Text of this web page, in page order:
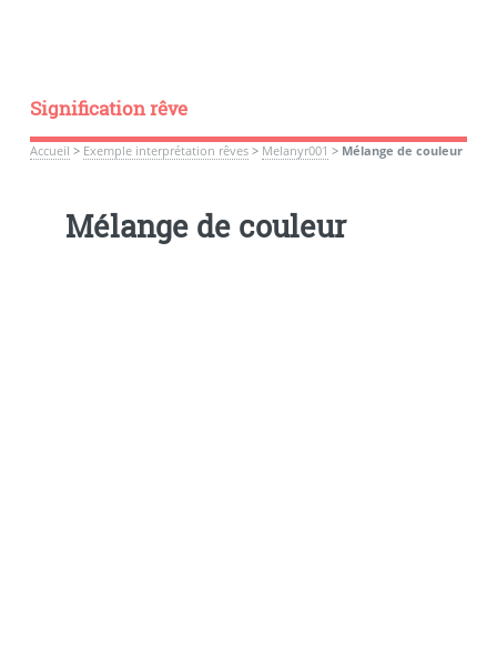
Signification rêve
Accueil > Exemple interprétation rêves> Melanyr001 > Mélange de couleur
Mélange de couleur